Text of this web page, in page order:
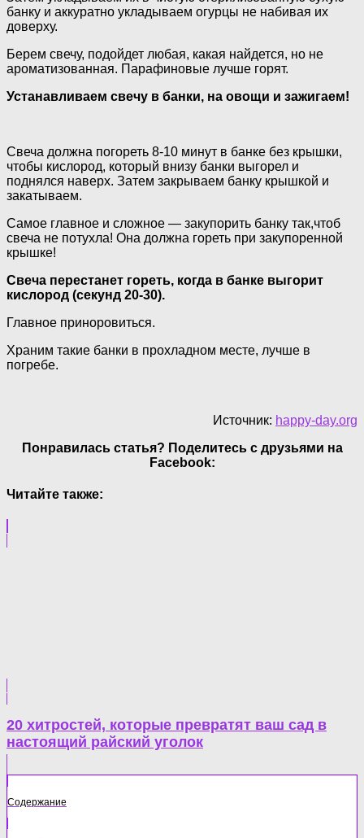
банку и аккуратно укладываем огурцы не набивая их
доверху.
Берем свечу, подойдет любая, какая найдется, но не
ароматизованная. Парафиновые лучше горят.
Устанавливаем свечу в банки, на овощи и зажигаем!
Свеча должна погореть 8-10 минут в банке без крышки,
чтобы кислород, который внизу банки выгорел и
поднялся наверх. Затем закрываем банку крышкой и
закатываем.
Самое главное и сложное — закупорить банку так,чтоб
свеча не потухла! Она должна гореть при закупоренной
крышке!
Свеча перестанет гореть, когда в банке выгорит
кислород (секунд 20-30).
Главное приноровиться.
Храним такие банки в прохладном месте, лучше в
погребе.
Источник: happy-day.org
Понравилась статья? Поделитесь с друзьями на
Facebook:
Читайте также:
20 хитростей, которые превратят ваш сад в
настоящий райский уголок
Содержание